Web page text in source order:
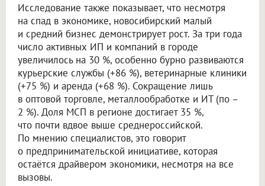
Исследование также показывает, что несмотря
на спад в экономике, новосибирский малый
и средний бизнес демонстрирует рост. За три года
число активных ИП и компаний в городе
увеличилось на 30 %, особенно бурно развиваются
курьерские службы (+86 %), ветеринарные клиники
(+75 %) и аренда (+68 %). Сокращение лишь
в оптовой торговле, металлообработке и ИТ (по –
2 %). Доля МСП в регионе достигает 35 %,
что почти вдвое выше среднероссийской.
По мнению специалистов, это говорит
о предпринимательской инициативе, которая
остаётся драйвером экономики, несмотря на все
вызовы.